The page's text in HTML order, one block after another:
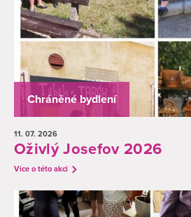
Chráněné bydlení
11. 07. 2026
Oživlý Josefov 2026
Více o této akci